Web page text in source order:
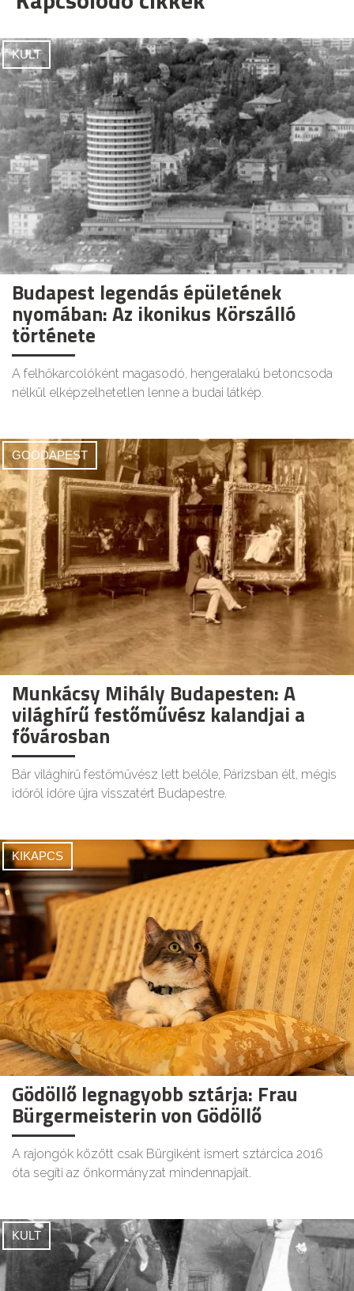
KULT
Budapest legendás épületének
nyomában: Az ikonikus Körszálló
története
A felhőkarcolóként magasodó, hengeralakú betoncsoda
nélkül elképzelhetetlen lenne a budai látkép.
GOODAPEST
Munkácsy Mihály Budapesten: A
világhírű festőművész kalandjai a
fővárosban
Bár világhírű festőművész lett belőle, Párizsban élt, mégis
időről időre újra visszatért Budapestre.
KIKAPCS
Gödöllő legnagyobb sztárja: Frau
Bürgermeisterin von Gödöllő
A rajongók között csak Bürgiként ismert sztárcica 2016
óta segíti az önkormányzat mindennapjait.
KULT